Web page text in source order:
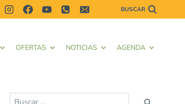
BUSCAR
OFERTAS NOTICIAS AGENDA
Buscar: